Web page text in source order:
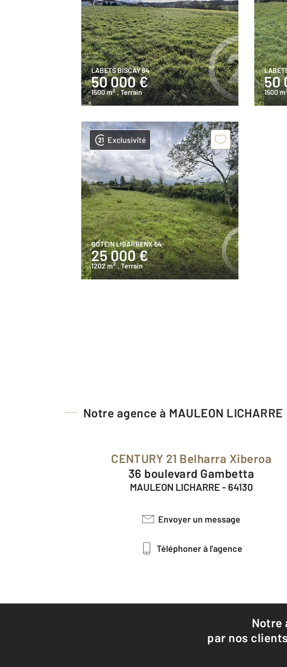
LABETS BISCAY 64
50 000 €
1500 m2 , Terrain
50
1500 m
Exclusivité
GOTEIN LIBARRENX 64
25 000 €
1202 m2 , Terrain
Notre agence à MAULEON LICHARRE
CENTURY 21 Belharra Xiberoa
36 boulevard Gambetta
MAULEON LICHARRE - 64130
Envoyer un message
Téléphoner à l'agence
par nos clients